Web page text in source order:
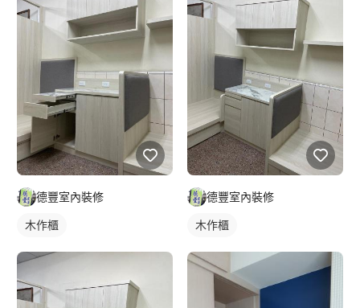
德豐室內裝修
木作櫃
德豐室內裝修
木作櫃